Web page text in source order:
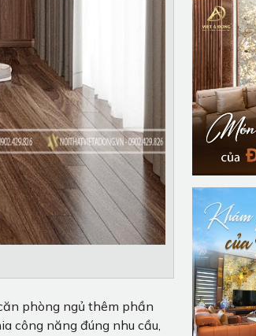
phòng ngủ thêm phần
công năng đúng nhu cầu,